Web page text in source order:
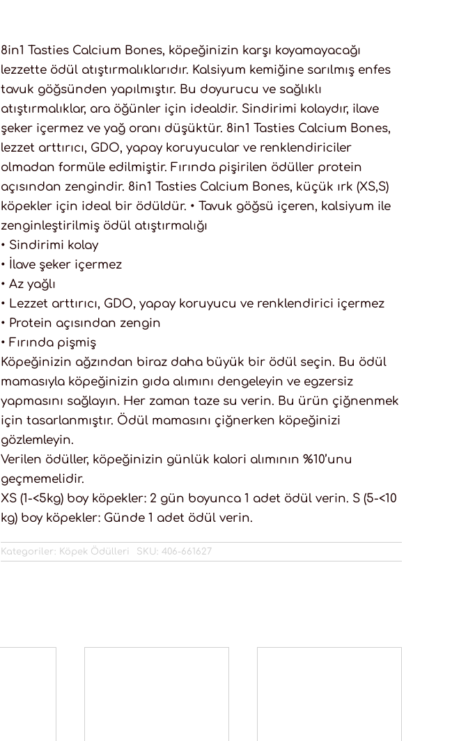
8in1 Tasties Calcium Bones, köpeğinizin karşı koyamayacağı
lezzette ödül atıştırmalıklarıdır. Kalsiyum kemiğine sarılmış enfes
tavuk göğsünden yapılmıştır. Bu doyurucu ve sağlıklı
atıştırmalıklar, ara öğünler için idealdir. Sindirimi kolaydır, ilave
şeker içermez ve yağ oranı düşüktür. 8in1 Tasties Calcium Bones,
lezzet arttırıcı, GDO, yapay koruyucular ve renklendiriciler
olmadan formüle edilmiştir. Fırında pişirilen ödüller protein
açısından zengindir. 8in1 Tasties Calcium Bones, küçük ırk (XS,S)
köpekler için ideal bir ödüldür. • Tavuk göğsü içeren, kalsiyum ile
zenginleştirilmiş ödül atıştırmalığı
• Sindirimi kolay
• İlave şeker içermez
• Az yağlı
• Lezzet arttırıcı, GDO, yapay koruyucu ve renklendirici içermez
• Protein açısından zengin
• Fırında pişmiş
Köpeğinizin ağzından biraz daha büyük bir ödül seçin. Bu ödül
mamasıyla köpeğinizin gıda alımını dengeleyin ve egzersiz
yapmasını sağlayın. Her zaman taze su verin. Bu ürün çiğnenmek
için tasarlanmıştır. Ödül mamasını çiğnerken köpeğinizi
gözlemleyin.
Verilen ödüller, köpeğinizin günlük kalori alımının %10’unu
geçmemelidir.
XS (1-<5kg) boy köpekler: 2 gün boyunca 1 adet ödül verin. S (5-<10
kg) boy köpekler: Günde 1 adet ödül verin.
Kategoriler: Köpek Ödülleri SKU: 406-661627